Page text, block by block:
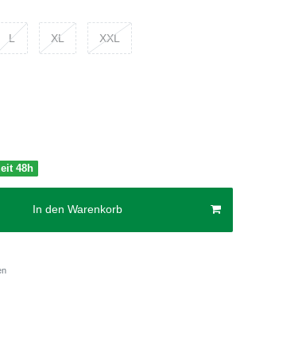
L XL XXL
48h
In den Warenkorb